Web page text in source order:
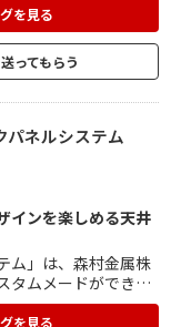
ェーンの長さは調整
自由に変えられます
ー部を天井裏に設
どの影響も受けにく
を見る
ってもらう
パネルシステム
インを楽しめる天井
ム」は、森村金属株
タムメードができる
であるフックバーを
を見る